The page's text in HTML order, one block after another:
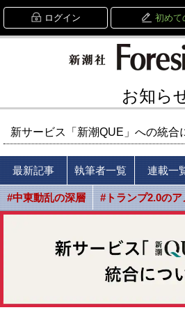
ログイン 初めて
お知ら
新サービス「新潮QUE」への統合
最新記事 執筆者一覧 連載一
#中東動乱の深層 #トランプ2.0のア